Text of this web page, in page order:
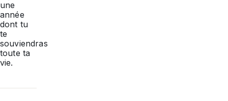
une
année
dont tu
te
souviendras
toute ta
vie.